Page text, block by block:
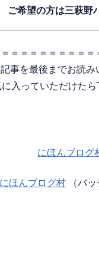
ご希望の方は三萩野
＝＝＝＝＝＝＝＝
事を最後までお読み
入っていただけた
にほんブログ
にほんブログ村 （バ